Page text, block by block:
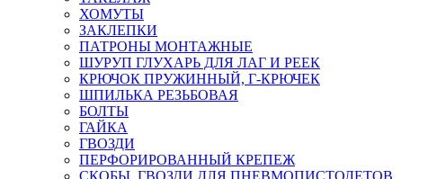
ХОМУТЫ
ЗАКЛЕПКИ
ПАТРОНЫ МОНТАЖНЫЕ
ШУРУП ГЛУХАРЬ ДЛЯ ЛАГ И РЕЕК
КРЮЧОК ПРУЖИННЫЙ, Г-КРЮЧЕК
ШПИЛЬКА РЕЗЬБОВАЯ
БОЛТЫ
ГАЙКА
ГВОЗДИ
ПЕРФОРИРОВАННЫЙ КРЕПЕЖ
СКОБЫ, ГВОЗДИ ДЛЯ ПНЕВМОПИСТОЛЕТОВ